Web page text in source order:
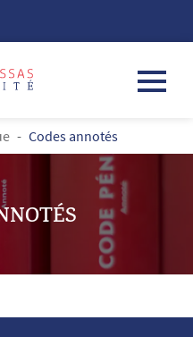
Codes annotés